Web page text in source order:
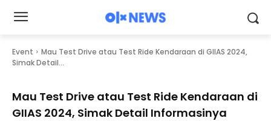
Event
Mau Test Drive atau Test Ride Kendaraan di GIIAS 2024,
Simak Detail...
Mau Test Drive atau Test Ride Kendaraan di
GIIAS 2024, Simak Detail Informasinya